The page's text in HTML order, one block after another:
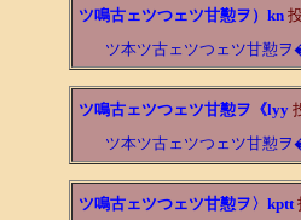
ツ鳴古ェツつェツ甘懃ヲ）kn
ツ本ツ古ェツつェツ甘懃
ツ鳴古ェツつェツ甘懃ヲ《lyy
ツ本ツ古ェツつェツ甘懃
ツ鳴古ェツつェツ甘懃ヲ〉kptt